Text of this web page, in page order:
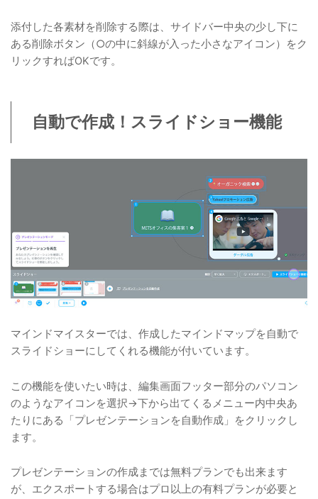
添付した各素材を削除する際は、サイドバー中央の少し下に
ある削除ボタン（○の中に斜線が入った小さなアイコン）をク
リックすればOKです。
自動で作成！スライドショー機能
マインドマイスターでは、作成したマインドマップを自動で
スライドショーにしてくれる機能が付いています。
この機能を使いたい時は、編集画面フッター部分のパソコン
のようなアイコンを選択→下から出てくるメニュー内中央あ
たりにある「プレゼンテーションを自動作成」をクリックし
ます。
プレゼンテーションの作成までは無料プランでも出来ます
が、エクスポートする場合はプロ以上の有料プランが必要と